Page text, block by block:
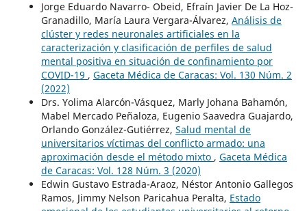
Jorge Eduardo Navarro- Obeid, Efraín Javier De La Hoz-
Granadillo, María Laura Vergara-Álvarez, Análisis de
clúster y redes neuronales artificiales en la
caracterización y clasificación de perfiles de salud
mental positiva en situación de confinamiento por
COVID-19 , Gaceta Médica de Caracas: Vol. 130 Núm. 2
(2022)
Drs. Yolima Alarcón-Vásquez, Marly Johana Bahamón,
Mabel Mercado Peñaloza, Eugenio Saavedra Guajardo,
Orlando González-Gutiérrez, Salud mental de
universitarios víctimas del conflicto armado: una
aproximación desde el método mixto , Gaceta Médica
de Caracas: Vol. 128 Núm. 3 (2020)
Edwin Gustavo Estrada-Araoz, Néstor Antonio Gallegos
Ramos, Jimmy Nelson Paricahua Peralta, Estado